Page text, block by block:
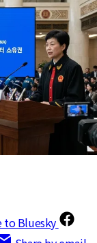
to Bluesky